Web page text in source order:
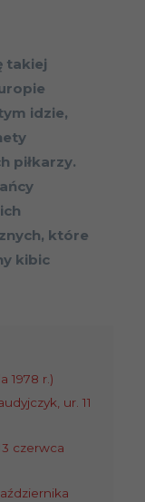
takiej
idzie,
piłkarzy.
które
kibic
1978 r.)
ur. 11
czerwca